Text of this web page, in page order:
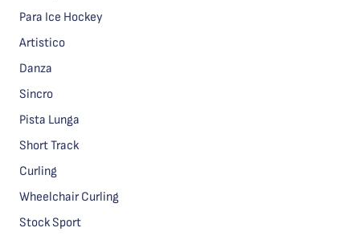
Para Ice Hockey
Artistico
Danza
Sincro
Pista Lunga
Short Track
Curling
Wheelchair Curling
Stock Sport